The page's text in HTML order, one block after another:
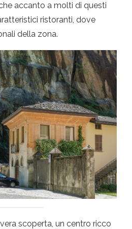
accanto a molti di questi
ristoranti, dove
della zona.
scoperta, un centro ricco